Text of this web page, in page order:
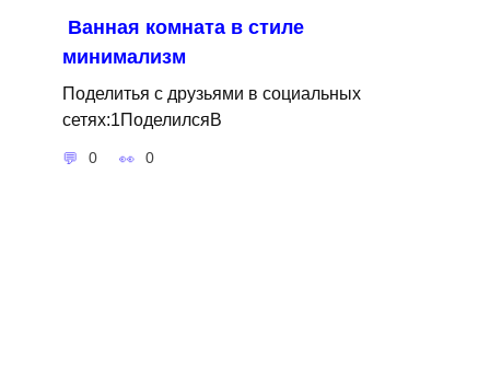
Ванная комната в стиле
минимализм
Поделитья с друзьями в социальных
сетях:1ПоделилсяВ
0 0